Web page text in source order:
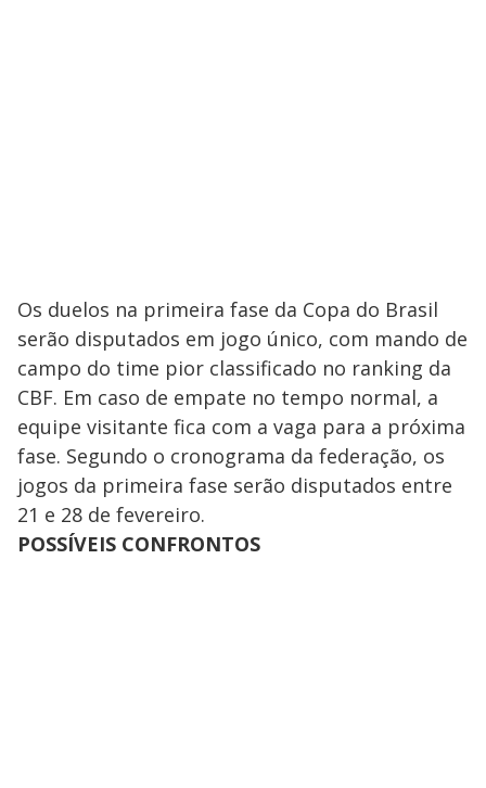
Os duelos na primeira fase da Copa do Brasil
serão disputados em jogo único, com mando de
campo do time pior classificado no ranking da
CBF. Em caso de empate no tempo normal, a
equipe visitante fica com a vaga para a próxima
fase. Segundo o cronograma da federação, os
jogos da primeira fase serão disputados entre
21 e 28 de fevereiro.
POSSÍVEIS CONFRONTOS